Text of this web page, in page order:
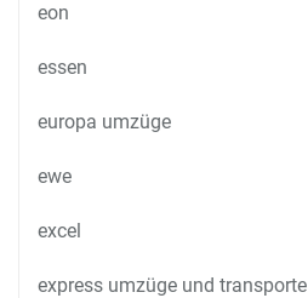
eon
essen
europa umzüge
ewe
excel
express umzüge und transporte